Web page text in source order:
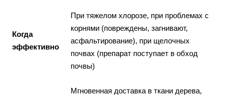
Когда
эффективно
При тяжелом хлорозе, при проблемах с
корнями (повреждены, загнивают,
асфальтирование), при щелочных
почвах (препарат поступает в обход
почвы)
Мгновенная доставка в ткани дерева,